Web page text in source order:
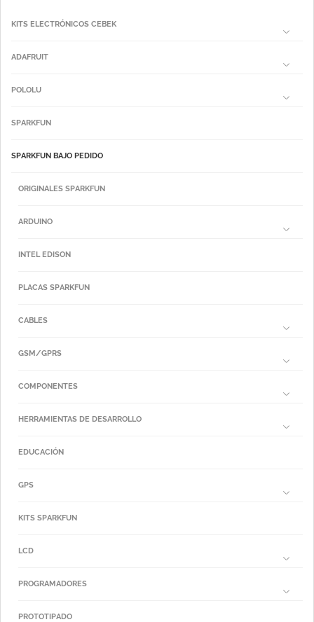
KITS ELECTRÓNICOS CEBEK
ADAFRUIT
POLOLU
SPARKFUN
SPARKFUN BAJO PEDIDO
ORIGINALES SPARKFUN
ARDUINO
INTEL EDISON
PLACAS SPARKFUN
CABLES
GSM/GPRS
COMPONENTES
HERRAMIENTAS DE DESARROLLO
EDUCACIÓN
GPS
KITS SPARKFUN
LCD
PROGRAMADORES
PROTOTIPADO